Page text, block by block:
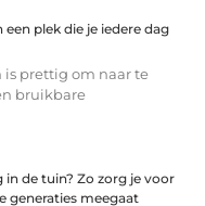
een plek die je iedere dag
is prettig om naar te
bruikbare
in de tuin? Zo zorg je voor
generaties meegaat